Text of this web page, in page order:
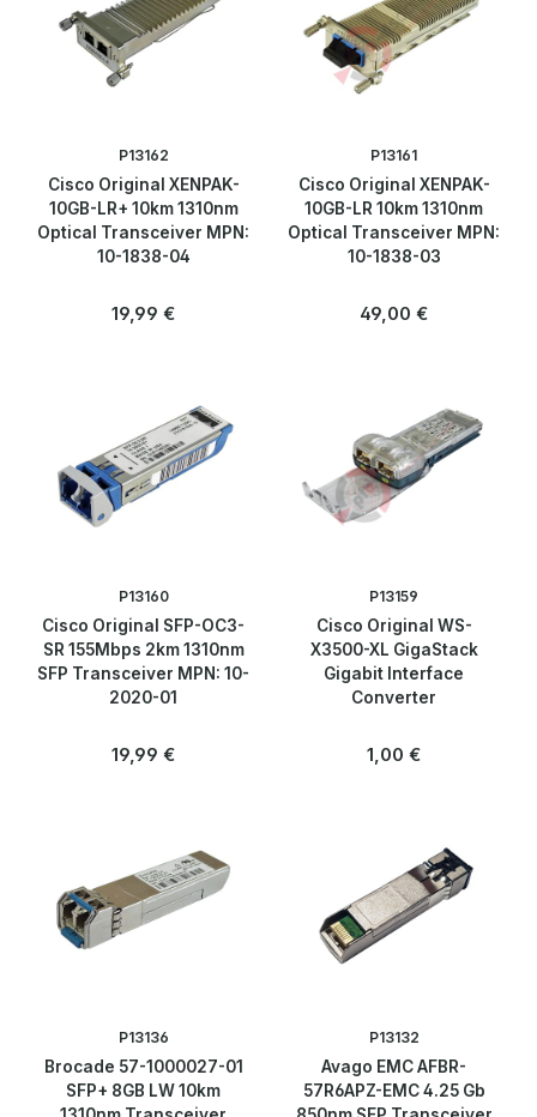
Switches
Web Security
Zubehör
Peripherie & Zubehör
Server
Speicherlösungen & SSDs
Telekommunikation
Über uns
Kontakt
P13162
Cisco Original XENPAK-
10GB-LR+ 10km 1310nm
Optical Transceiver MPN:
10-1838-04
Regulärer Preis:
19,99 €
P13161
Cisco Original XENPAK-
10GB-LR 10km 1310nm
Optical Transceiver MPN:
10-1838-03
Regulärer Preis:
49,00 €
P13160
Cisco Original SFP-OC3-
SR 155Mbps 2km 1310nm
SFP Transceiver MPN: 10-
2020-01
Regulärer Preis:
19,99 €
P13159
Cisco Original WS-
X3500-XL GigaStack
Gigabit Interface
Converter
Regulärer Preis:
1,00 €
P13136
Brocade 57-1000027-01
SFP+ 8GB LW 10km
P13132
Avago EMC AFBR-
57R6APZ-EMC 4.25 Gb